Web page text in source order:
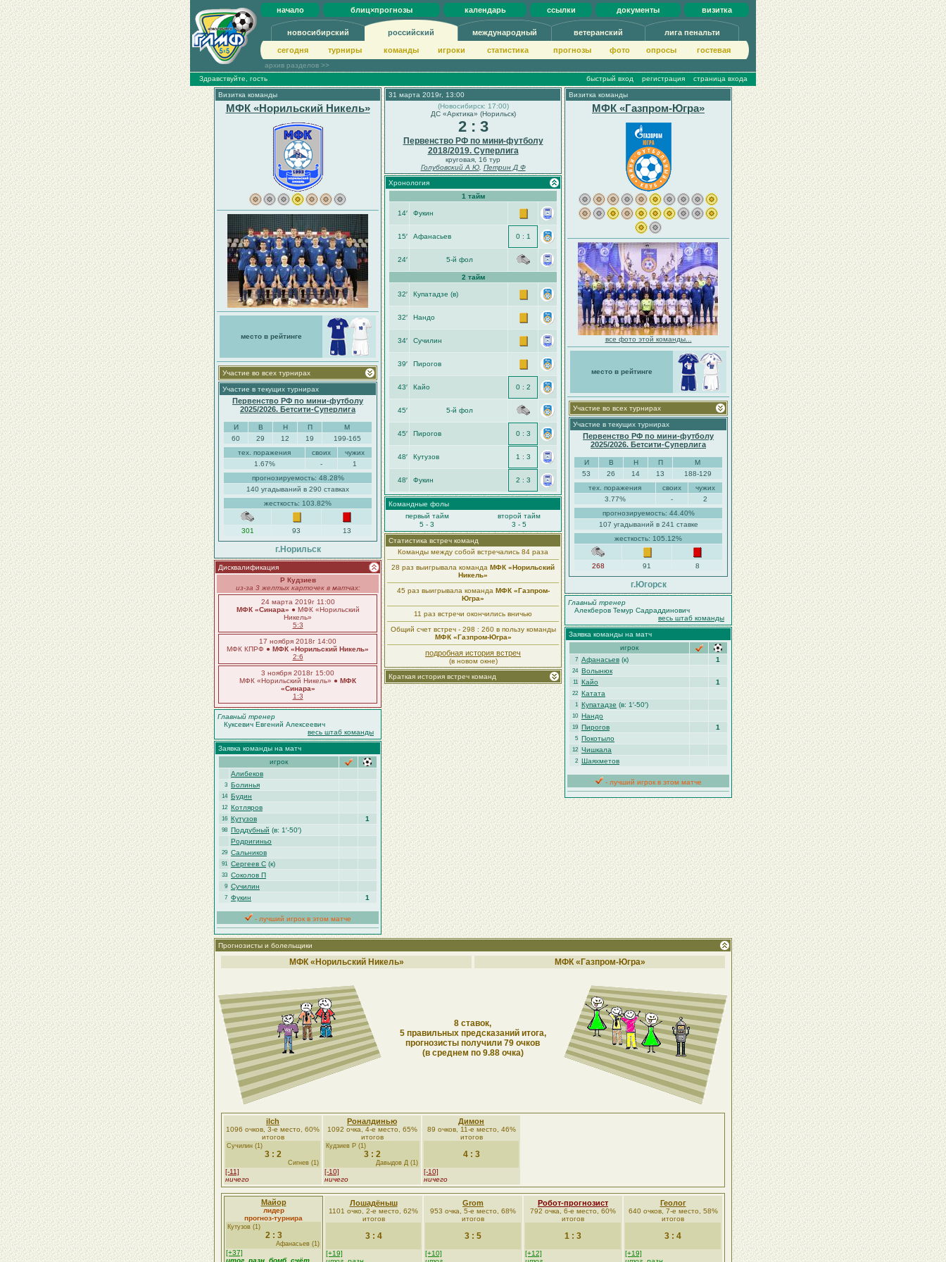
начало блиц×прогнозы календарь ссылки документы визитка
новосибирский российский международный ветеранский лига пенальти
сегодня турниры команды игроки статистика прогнозы фото опросы гoстeвая
архив разделов >>
Здравствуйте, гость
быстрый вход регистрация страница входа
Визитка команды
МФК «Норильский Никель»
место в рейтинге
Участие во всех турнирах
Участие в текущих турнирах
Первенство РФ по мини-футболу
2025/2026. Бетсити-Суперлига
И В Н П
М
60
29 12 19
199-165
тех. поражения
своих
чужих
1.67%
-
1
прогнозируемость: 48.28%
140 угадываний в 290 ставках
жесткость: 103.82%
301 93 13
г.Норильск
Дисквалификация
Р Кудзиев
из-за 3 желтых карточек в матчах:
24 марта 2019г 11:00
МФК «Синара» ● МФК «Норильский
Никель»
5:3
17 ноября 2018г 14:00
МФК КПРФ ● МФК «Норильский Никель»
2:6
3 ноября 2018г 15:00
МФК «Норильский Никель» ● МФК
«Синара»
1:3
Главный тренер
Куксевич Евгений Алексеевич
весь штаб команды
Заявка команды на матч
игрок
Алибеков
3 Болинья
14 Будин
12 Котляров
16 Кутузов 1
98 Поддубный (в: 1′-50′)
Родригиньо
29 Сальников
91 Сергеев С (к)
33 Соколов П
9 Сучилин
7 Фукин 1
- лучший игрок в этом матче
31 марта 2019г, 13:00
(Новосибирск: 17:00)
ДС «Арктика» (Норильск)
2 : 3
Первенство РФ по мини-футболу
2018/2019. Суперлига
круговая, 16 тур
Голубовский А Ю, Петрин Д Ф
Хронология
1 тайм
14′ Фукин
15′ Афанасьев 0 : 1
24′ 5-й фол
2 тайм
32′ Купатадзе (в)
32′ Нандо
34′ Сучилин
39′ Пирогов
43′ Кайо 0 : 2
45′ 5-й фол
45′ Пирогов 0 : 3
48′ Кутузов 1 : 3
48′ Фукин 2 : 3
Командные фолы
первый тайм
второй тайм
5 - 3
3 - 5
Статистика встреч команд
Команды между собой встречались 84 раза
28 раз выигрывала команда МФК «Норильский
Никель»
45 раз выигрывала команда МФК «Газпром-
Югра»
11 раз встречи окончились вничью
Общий счет встреч - 298 : 260 в пользу команды
МФК «Газпром-Югра»
подробная история встреч
(в новом окне)
Краткая история встреч команд
Визитка команды
МФК «Газпром-Югра»
все фото этой команды...
место в рейтинге
Участие во всех турнирах
Участие в текущих турнирах
Первенство РФ по мини-футболу
2025/2026. Бетсити-Суперлига
И В Н П
М
53
26 14 13
188-129
тех. поражения
своих
чужих
3.77%
-
2
прогнозируемость: 44.40%
107 угадываний в 241 ставке
жесткость: 105.12%
268 91 8
г.Югорск
Главный тренер
Алекберов Темур Садраддинович
весь штаб команды
Заявка команды на матч
игрок
7 Афанасьев (к) 1
24 Волынюк
11 Кайо 1
22 Катата
1 Купатадзе (в: 1′-50′)
10 Нандо
19 Пирогов 1
5 Покотыло
12 Чишкала
2 Шаяхметов
- лучший игрок в этом матче
Прогнозисты и болельщики
МФК «Норильский Никель» МФК «Газпром-Югра»
8 ставок,
5 правильных предсказаний итога,
прогнозисты получили 79 очков
(в среднем по 9.88 очка)
ilch
1096 очков, 3-е место, 60%
итогов
Сучилин (1)
3 : 2
Сигнев (1)
[-11]
ничего
Роналдинью
1092 очка, 4-е место, 65%
итогов
Кудзиев Р (1)
3 : 2
Давыдов Д (1)
[-10]
ничего
Димон
89 очков, 11-е место, 46%
итогов
4 : 3
[-10]
ничего
Майор
лидер
прогноз-турнира
Кутузов (1)
2 : 3
Афанасьев (1)
[+37]
итог, разн, бомб, счёт
Лошадёныш
1101 очко, 2-е место, 62%
итогов
3 : 4
[+19]
Grom
953 очка, 5-е место, 68%
итогов
3 : 5
[+10]
Робот-прогнозист
792 очка, 6-е место, 60%
итогов
1 : 3
[+12]
Геолог
640 очков, 7-е место, 58%
итогов
3 : 4
[+19]